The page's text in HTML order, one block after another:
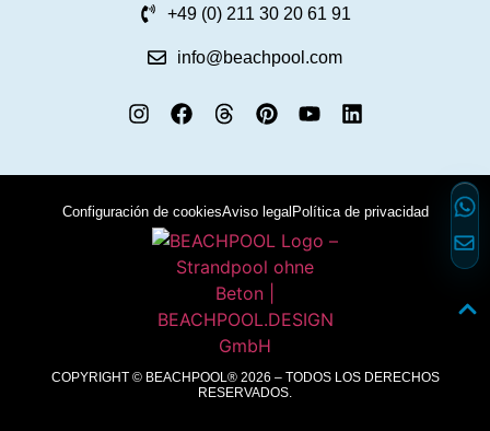
+49 (0) 211 30 20 61 91
info@beachpool.com
COPYRIGHT © BEACHPOOL® 2026 – TODOS LOS DERECHOS
RESERVADOS.
Configuración de cookiesAviso legalPolítica de privacidad